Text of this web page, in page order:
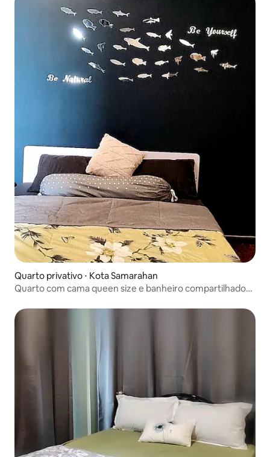
Quarto privativo ⋅ Kota Samarahan
Quarto com cama queen size e banheiro compartilhado